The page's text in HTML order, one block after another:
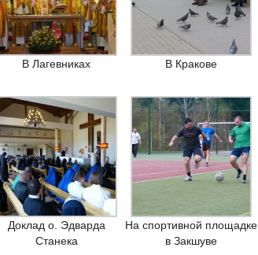
В Лагевниках В Кракове
Доклад о. Эдварда
Станека
На спортивной площадке
в Закшуве